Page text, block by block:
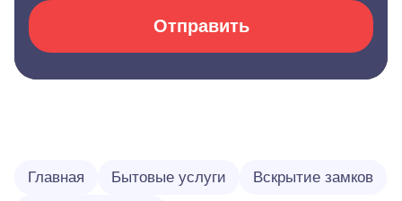
Отправить
Главная Бытовые услуги Вскрытие замков